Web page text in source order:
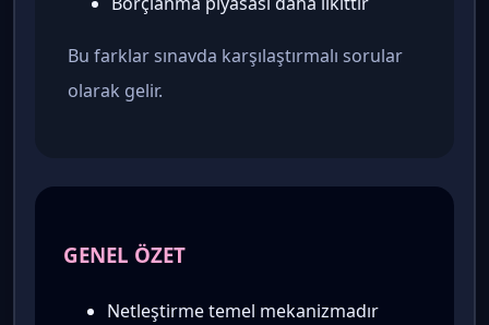
Bu farklar sınavda karşılaştırmalı sorular
olarak gelir.
GENEL ÖZET
Netleştirme temel mekanizmadır